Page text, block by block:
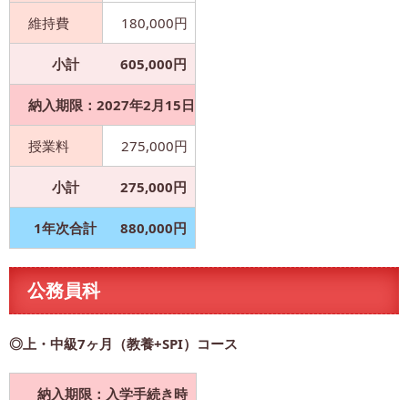
維持費 180,000円
小計 605,000円
納入期限：2027年2月15日
授業料 275,000円
小計 275,000円
1年次合計 880,000円
公務員科
◎上・中級7ヶ月（教養+SPI）コース
納入期限：入学手続き時